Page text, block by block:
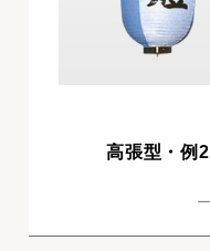
高張型・例2